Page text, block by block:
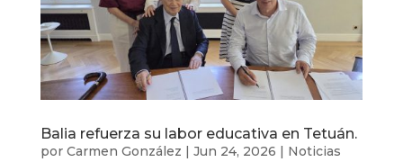
Balia refuerza su labor educativa en Tetuán.
por Carmen González | Jun 24, 2026 | Noticias